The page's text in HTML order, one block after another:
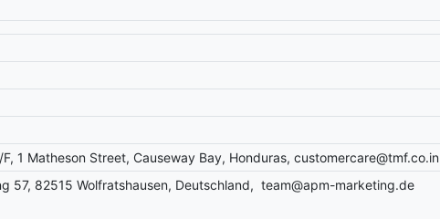
1 Matheson Street, Causeway Bay, Honduras, customercare@tmf.co.in
57, 82515 Wolfratshausen, Deutschland, team@apm-marketing.de